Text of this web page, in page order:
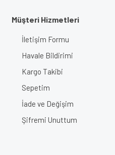
Müşteri Hizmetleri
İletişim Formu
Havale Bildirimi
Kargo Takibi
Sepetim
İade ve Değişim
Şifremi Unuttum